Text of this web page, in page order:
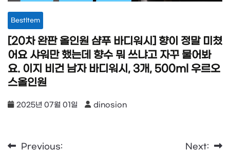
BestItem
[20차 완판 올인원 샴푸 바디워시] 향이 정말 미쳤
어요 샤워만 했는데 향수 뭐 쓰냐고 자꾸 물어봐
요. 이지 비건 남자 바디워시, 3개, 500ml 우르오
스올인원
2025년 07월 01일 dinosion
글 Previous: Next: